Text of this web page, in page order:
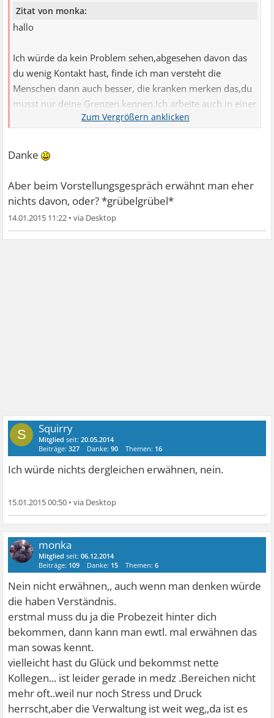
Zitat von monka:
hallo
Ich würde da kein Problem sehen,abgesehen davon das
du wenig Kontakt hast, finde ich man versteht die
Menschen dann auch besser, die kranken merken das,du
musst nur deine Grenzen kennen.Ich arbeite auch in einer
Reha Klinik und vorher mit behinderten.Menschen mit
fühlen mehr.
Also ran an den Job,wird bestimmt toll
was soll auch passieren wenns nicht klappen sollte hörst
Danke
Aber beim Vorstellungsgespräch erwähnt man eher
nichts davon, oder? *grübelgrübel*
14.01.2015 11:22 •
S Squirry
Mitglied seit:20.05.2014
Beiträge:327 Danke:90 Themen: 16
Ich würde nichts dergleichen erwähnen, nein.
15.01.2015 00:50 •
monka
Mitglied seit:06.12.2014
Beiträge: 109 Danke: 15 Themen:6
Nein nicht erwähnen,, auch wenn man denken würde
die haben Verständnis.
erstmal muss du ja die Probezeit hinter dich
bekommen, dann kann man ewtl. mal erwähnen das
man sowas kennt.
vielleicht hast du Glück und bekommst nette
Kollegen... ist leider gerade in medz .Bereichen nicht
mehr oft..weil nur noch Stress und Druck
herrscht,aber die Verwaltung ist weit weg,,da ist es